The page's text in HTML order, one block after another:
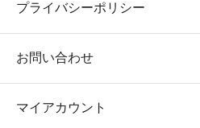
プライバシーポリシー
お問い合わせ
マイアカウント